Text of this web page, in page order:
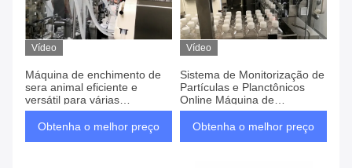
Vídeo
Máquina de enchimento de
sera animal eficiente e
versátil para várias
necessidades de embalagem
Obtenha o melhor preço
Vídeo
Sistema de Monitorização de
Partículas e Planctônicos
Online Máquina de
Enchimento de Serra Animal
Obtenha o melhor preço